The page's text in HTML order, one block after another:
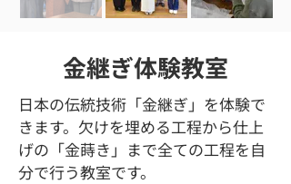
金継ぎ体験教室
日本の伝統技術「金継ぎ」を体験で
きます。欠けを埋める工程から仕上
げの「金蒔き」まで全ての工程を自
分で行う教室です。